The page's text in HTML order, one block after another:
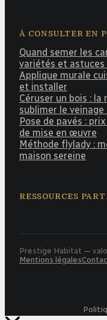
À CONSULTER EN
Quand semer les
variétés et astuces
Applique murale
et installer
Céruser un bois :
sublimer le veinage
Pose de pavés :
de mise en œuvre
Méthode flylady :
maison sereine
RESSOURCES
Prestige Habitat —
Mentions légales